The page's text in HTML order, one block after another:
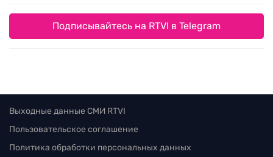
Подписывайтесь на RTVI в Telegram
Выходные данные СМИ RTVI
Пользовательское соглашение
Политика обработки персональных данных